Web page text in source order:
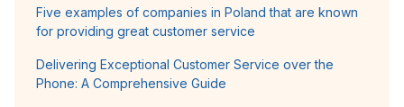
Five examples of companies in Poland that are known
for providing great customer service
Delivering Exceptional Customer Service over the
Phone: A Comprehensive Guide